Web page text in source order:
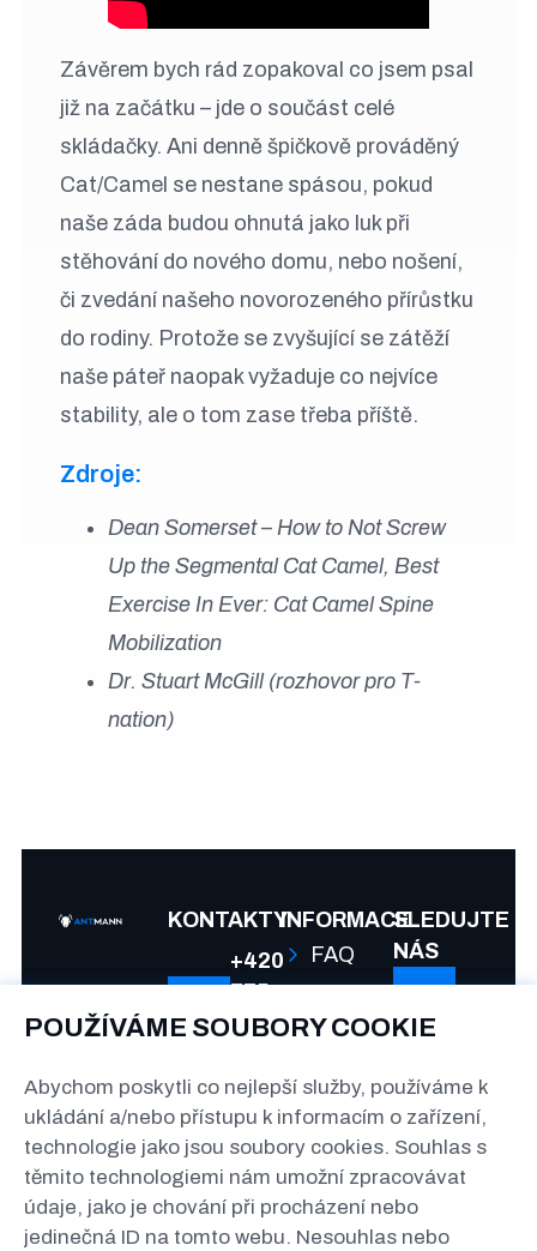
POUŽÍVÁME SOUBORY COOKIE
Abychom poskytli co nejlepší služby, používáme k
ukládání a/nebo přístupu k informacím o zařízení,
technologie jako jsou soubory cookies. Souhlas s
těmito technologiemi nám umožní zpracovávat
údaje, jako je chování při procházení nebo
jedinečná ID na tomto webu. Nesouhlas nebo
Závěrem bych rád zopakoval co jsem psal
již na začátku – jde o součást celé
skládačky. Ani denně špičkově prováděný
Cat/Camel se nestane spásou, pokud
naše záda budou ohnutá jako luk při
stěhování do nového domu, nebo nošení,
či zvedání našeho novorozeného přírůstku
do rodiny. Protože se zvyšující se zátěží
naše páteř naopak vyžaduje co nejvíce
stability, ale o tom zase třeba příště.
Zdroje:
Dean Somerset – How to Not Screw
Up the Segmental Cat Camel, Best
Exercise In Ever: Cat Camel Spine
Mobilization
Dr. Stuart McGill (rozhovor pro T-
nation)
KONTAKTY
+420
775
992
info@antmann.cz
The
Greenline
Kačerov
INFORMACE
FAQ
a
soukromí
SLEDUJTE
NÁS